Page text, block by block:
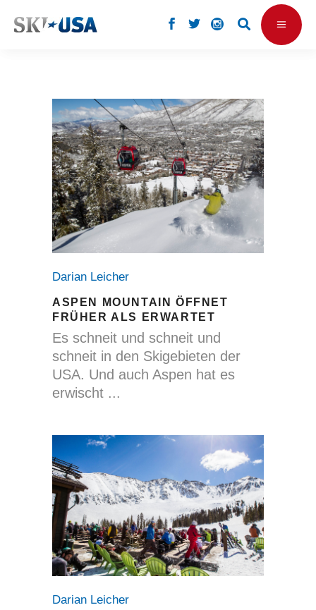
Darian Leicher
ASPEN MOUNTAIN ÖFFNET
FRÜHER ALS ERWARTET
Es schneit und schneit und
schneit in den Skigebieten der
USA. Und auch Aspen hat es
erwischt
Darian Leicher